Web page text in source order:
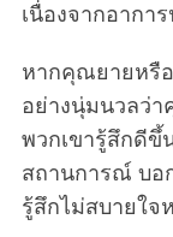
เนื่องจากอากา
หากคุณยายหรื
อย่างนุ่มนวลว่า
พวกเขารู้สึกดีขึ้
สถานการณ์ บอ
รู้สึกไม่สบายใจ